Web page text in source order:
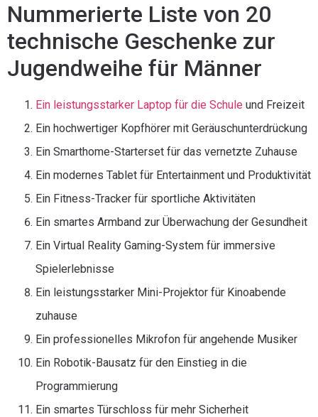
Nummerierte Liste von 20
technische Geschenke zur
Jugendweihe für Männer
Ein leistungsstarker Laptop für die Schule und Freizeit
Ein hochwertiger Kopfhörer mit Geräuschunterdrückung
Ein Smarthome-Starterset für das vernetzte Zuhause
Ein modernes Tablet für Entertainment und Produktivität
Ein Fitness-Tracker für sportliche Aktivitäten
Ein smartes Armband zur Überwachung der Gesundheit
Ein Virtual Reality Gaming-System für immersive
Spielerlebnisse
Ein leistungsstarker Mini-Projektor für Kinoabende
zuhause
Ein professionelles Mikrofon für angehende Musiker
Ein Robotik-Bausatz für den Einstieg in die
Programmierung
Ein smartes Türschloss für mehr Sicherheit